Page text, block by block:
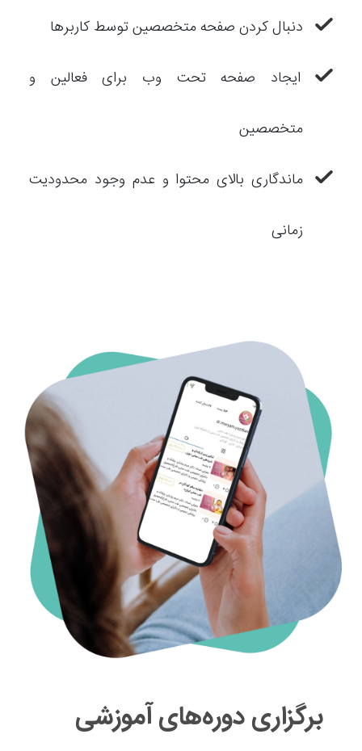
دنبال کردن صفحه متخصصین توسط کاربرها
ایجاد صفحه تحت وب برای فعالین و
متخصصین
ماندگاری بالای محتوا و عدم وجود محدودیت
زمانی
برگزاری دوره‌های آموزشی